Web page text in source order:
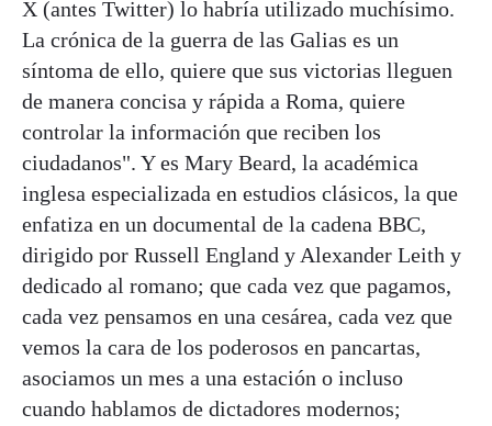
X (antes Twitter) lo habría utilizado muchísimo.
La crónica de la guerra de las Galias es un
síntoma de ello, quiere que sus victorias lleguen
de manera concisa y rápida a Roma, quiere
controlar la información que reciben los
ciudadanos". Y es Mary Beard, la académica
inglesa especializada en estudios clásicos, la que
enfatiza en un documental de la cadena BBC,
dirigido por Russell England y Alexander Leith y
dedicado al romano; que cada vez que pagamos,
cada vez pensamos en una cesárea, cada vez que
vemos la cara de los poderosos en pancartas,
asociamos un mes a una estación o incluso
cuando hablamos de dictadores modernos;